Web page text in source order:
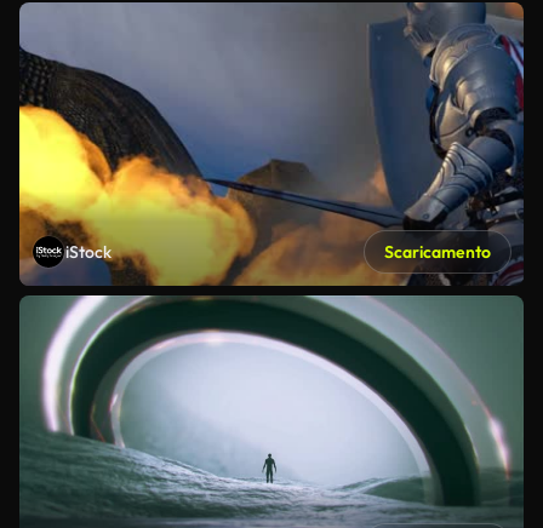
iStock Scaricamento